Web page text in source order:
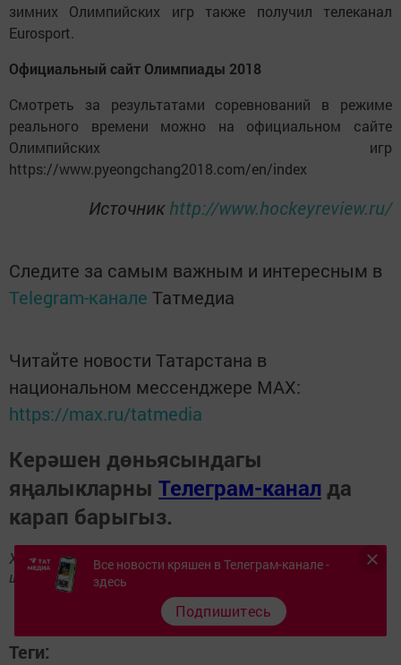
зимних Олимпийских игр также получил телеканал
Eurosport.
Официальный сайт Олимпиады 2018
Смотреть за результатами соревнований в режиме
реального времени можно на официальном сайте
Олимпийских игр
https://www.pyeongchang2018.com/en/index
Источникhttp://www.hockeyreview.ru/
Следите за самым важным и интересным в
Telegram-канале Татмедиа
Читайте новости Татарстана в
национальном мессенджере MАХ:
https://max.ru/tatmedia
Керәшен дөньясындагы
яңалыкларны Телеграм-канал да
карап барыгыз.
Хәбәрләрегезне 89172509795номерына языгыз,
шалтыратып әйтегез.
Теги:
Все новости кряшен в Телеграм-канале -
здесь
Подпишитесь